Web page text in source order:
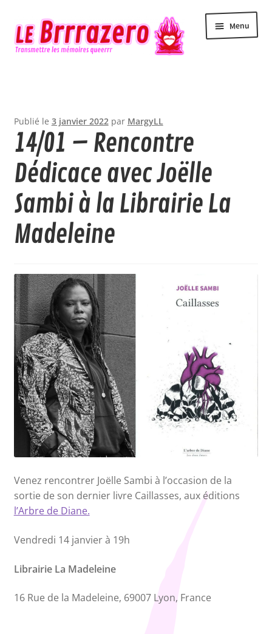
Aller
à
Aller
au
contenu
Menu
Actualité
Agenda
Contact
Le Brrrazero
Nos collections
Publié le 3 janvier 2022 par MargyLL
14/01 – Rencontre
Dédicace avec Joëlle
Sambi à la Librairie La
Madeleine
Venez rencontrer Joëlle Sambi à l’occasion de la
sortie de son dernier livre Caillasses, aux éditions
l’Arbre de Diane.
Vendredi 14 janvier à 19h
Librairie La Madeleine
16 Rue de la Madeleine, 69007 Lyon, France